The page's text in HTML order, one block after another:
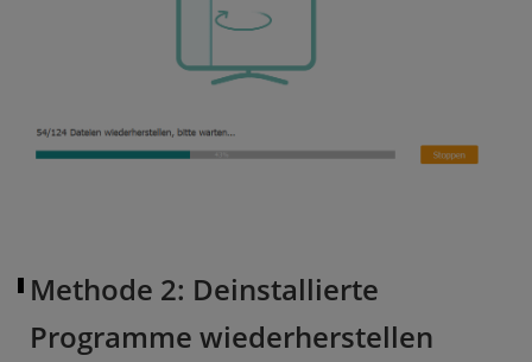
Methode 2: Deinstallierte
Programme wiederherstellen